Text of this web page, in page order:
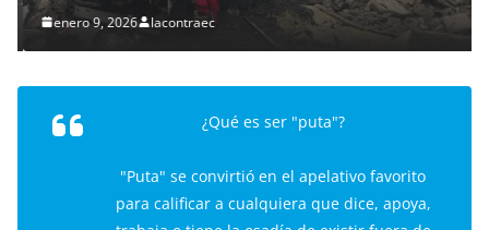
enero 9, 2026 lacontraec
¿Qué es ser "puta"?
"Puta" se convirtió en el apelativo favorito
para calificar a cualquiera que dice, apoya,